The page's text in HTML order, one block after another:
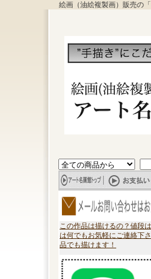
絵画（油絵複製画）販売の
この作品は描けるの？値段
は何でもお気軽にご連絡下
品でも描けます！